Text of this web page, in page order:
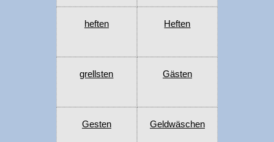
heften Heften
grellsten Gästen
Gesten Geldwäschen